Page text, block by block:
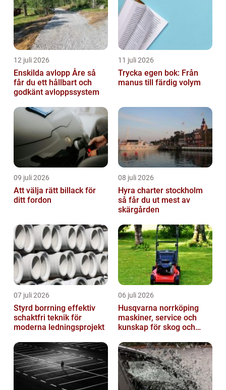
12 juli 2026
Enskilda avlopp Åre så
får du ett hållbart och
godkänt avloppssystem
11 juli 2026
Trycka egen bok: Från
manus till färdig volym
09 juli 2026
Att välja rätt billack för
ditt fordon
08 juli 2026
Hyra charter stockholm
så får du ut mest av
skärgården
07 juli 2026
Styrd borrning effektiv
schaktfri teknik för
moderna ledningsprojekt
06 juli 2026
Husqvarna norrköping
maskiner, service och
kunskap för skog och